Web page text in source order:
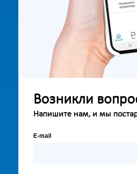
Возникли
Напишите нам, и мы
E-mail